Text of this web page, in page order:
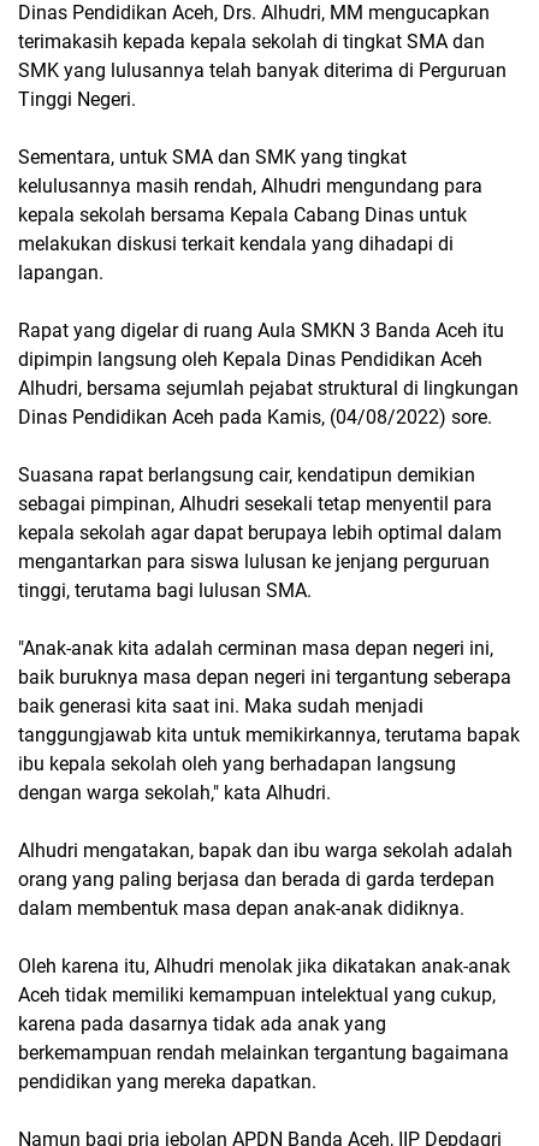
Dinas Pendidikan Aceh, Drs. Alhudri, MM mengucapkan
terimakasih kepada kepala sekolah di tingkat SMA dan
SMK yang lulusannya telah banyak diterima di Perguruan
Tinggi Negeri.
Sementara, untuk SMA dan SMK yang tingkat
kelulusannya masih rendah, Alhudri mengundang para
kepala sekolah bersama Kepala Cabang Dinas untuk
melakukan diskusi terkait kendala yang dihadapi di
lapangan.
Rapat yang digelar di ruang Aula SMKN 3 Banda Aceh itu
dipimpin langsung oleh Kepala Dinas Pendidikan Aceh
Alhudri, bersama sejumlah pejabat struktural di lingkungan
Dinas Pendidikan Aceh pada Kamis, (04/08/2022) sore.
Suasana rapat berlangsung cair, kendatipun demikian
sebagai pimpinan, Alhudri sesekali tetap menyentil para
kepala sekolah agar dapat berupaya lebih optimal dalam
mengantarkan para siswa lulusan ke jenjang perguruan
tinggi, terutama bagi lulusan SMA.
"Anak-anak kita adalah cerminan masa depan negeri ini,
baik buruknya masa depan negeri ini tergantung seberapa
baik generasi kita saat ini. Maka sudah menjadi
tanggungjawab kita untuk memikirkannya, terutama bapak
ibu kepala sekolah oleh yang berhadapan langsung
dengan warga sekolah," kata Alhudri.
Alhudri mengatakan, bapak dan ibu warga sekolah adalah
orang yang paling berjasa dan berada di garda terdepan
dalam membentuk masa depan anak-anak didiknya.
Oleh karena itu, Alhudri menolak jika dikatakan anak-anak
Aceh tidak memiliki kemampuan intelektual yang cukup,
karena pada dasarnya tidak ada anak yang
berkemampuan rendah melainkan tergantung bagaimana
pendidikan yang mereka dapatkan.
Namun bagi pria jebolan APDN Banda Aceh, IIP Depdagri